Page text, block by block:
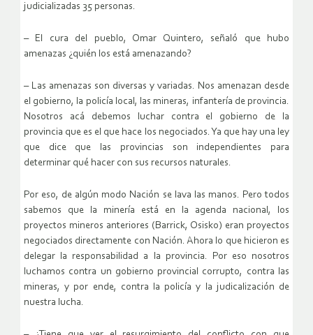
judicializadas 35 personas.
– El cura del pueblo, Omar Quintero, señaló que hubo
amenazas ¿quién los está amenazando?
– Las amenazas son diversas y variadas. Nos amenazan desde
el gobierno, la policía local, las mineras, infantería de provincia.
Nosotros acá debemos luchar contra el gobierno de la
provincia que es el que hace los negociados. Ya que hay una ley
que dice que las provincias son independientes para
determinar qué hacer con sus recursos naturales.
Por eso, de algún modo Nación se lava las manos. Pero todos
sabemos que la minería está en la agenda nacional, los
proyectos mineros anteriores (Barrick, Osisko) eran proyectos
negociados directamente con Nación. Ahora lo que hicieron es
delegar la responsabilidad a la provincia. Por eso nosotros
luchamos contra un gobierno provincial corrupto, contra las
mineras, y por ende, contra la policía y la judicalización de
nuestra lucha.